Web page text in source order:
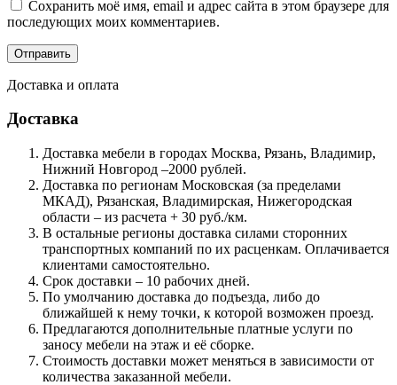
Сохранить моё имя, email и адрес сайта в этом браузере для
последующих моих комментариев.
Доставка и оплата
Доставка
Доставка мебели в городах Москва, Рязань, Владимир,
Нижний Новгород –2000 рублей.
Доставка по регионам Московская (за пределами
МКАД), Рязанская, Владимирская, Нижегородская
области – из расчета + 30 руб./км.
В остальные регионы доставка силами сторонних
транспортных компаний по их расценкам. Оплачивается
клиентами самостоятельно.
Срок доставки – 10 рабочих дней.
По умолчанию доставка до подъезда, либо до
ближайшей к нему точки, к которой возможен проезд.
Предлагаются дополнительные платные услуги по
заносу мебели на этаж и её сборке.
Стоимость доставки может меняться в зависимости от
количества заказанной мебели.